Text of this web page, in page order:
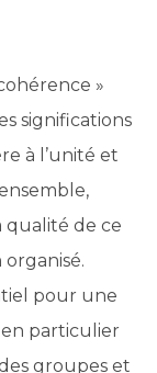
»
significations
à l’unité et
qualité de ce
pour une
particulier
groupes et